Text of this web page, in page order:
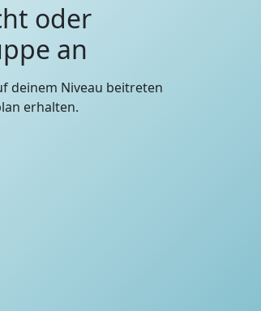
oder
an
deinem Niveau beitreten
erhalten.